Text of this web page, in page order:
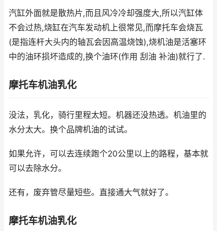
汽缸外面就是散热片,而且风冷冷却强度大,所以汽缸体
不会过热,烧缸在汽车发动机上很常见,而摩托车会烧瓦
(是指连杆大头内的轴瓦会因高温烧蚀),烧机油是活塞环
中的油环损坏造成的,换个油环(作用 刮油 补油)就行了.
摩托车机油乳化
没法，乳化，骑行里程太短。机器还没热透。机油里的
水分太大。换个品牌机油的试试。
如果允许，可以去连续跑个20公里以上的路程，基本就
可以去除水分。
还有，废弃管尽量短些。直接通大气就好了。
摩托车机油乳化